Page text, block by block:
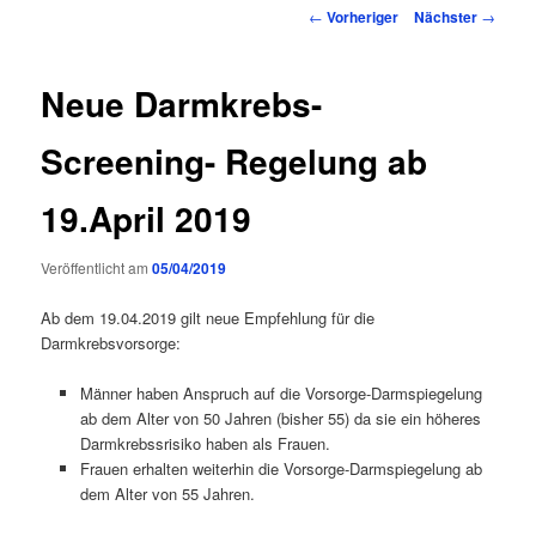
Beitragsnavigation
← Vorheriger Nächster →
Neue Darmkrebs-
Screening- Regelung ab
19.April 2019
Veröffentlicht am05/04/2019
Ab dem 19.04.2019 gilt neue Empfehlung für die
Darmkrebsvorsorge:
Männer haben Anspruch auf die Vorsorge-Darmspiegelung
ab dem Alter von 50 Jahren (bisher 55) da sie ein höheres
Darmkrebssrisiko haben als Frauen.
Frauen erhalten weiterhin die Vorsorge-Darmspiegelung ab
dem Alter von 55 Jahren.